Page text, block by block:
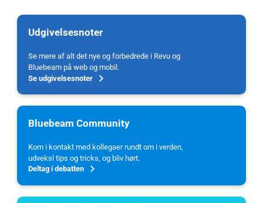
Udgivelsesnoter
Se mere af alt det nye og forbedrede i Revu og
Bluebeam på web og mobil.
Se udgivelsesnoter
Bluebeam Community
Kom i kontakt med kollegaer rundt om i verden,
udveksl tips og tricks, og bliv hørt.
Deltag i debatten